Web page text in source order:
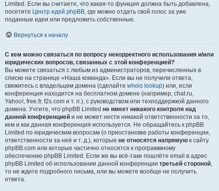
Limited. Если вы считаете, что какая-то функция должна быть добавлена,
посетите Центр идей phpBB, где можно отдать свой голос за уже
поданные идеи или предложить собственные.
Вернуться к началу
С кем можно связаться по вопросу некорректного использования и/или
юридических вопросов, связанных с этой конференцией?
Вы можете связаться с любым из администраторов, перечисленных в
списке на странице «Наша команда». Если вы не получили ответа,
свяжитесь с владельцем домена (сделайте whois lookup) или, если
конференция находится на бесплатном домене (например, chat.ru,
Yahoo!, free.fr, f2s.com и т. п.), с руководством или техподдержкой данного
домена. Учтите, что phpBB Limited не имеет никакого контроля над
данной конференцией и не может нести никакой ответственности за то,
кем и как данная конференция используется. Не обращайтесь к phpBB
Limited по юридическим вопросам (о приостановке работы конференции,
ответственности за неё и т. д.), которые не относятся напрямую к сайту
phpBB.com или которые частично относятся к программному
обеспечению phpBB Limited. Если же вы всё-таки пошлёте email в адрес
phpBB Limited об использовании данной конференции третьей стороной,
то не ждите подробного письма, или вы можете вообще не получить
ответа.